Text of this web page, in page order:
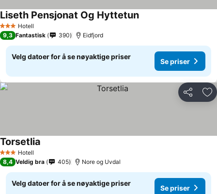
3 StjernerHotell
Liseth Pensjonat Og Hyttetun
9,3 Fantastisk 390 Eidfjord
Velg datoer for å se nøyaktige priser
Se priser
Del
3 StjernerHotell
Torsetlia
8,4 Veldig bra 405 Nore og Uvdal
Velg datoer for å se nøyaktige priser
Se priser